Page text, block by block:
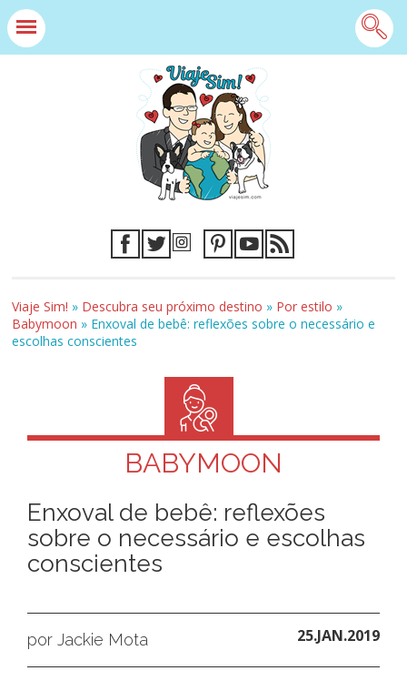
Viaje Sim! » Descubra seu próximo destino » Por estilo »
Babymoon » Enxoval de bebê: reflexões sobre o necessário e
escolhas conscientes
BABYMOON
Enxoval de bebê: reflexões
sobre o necessário e escolhas
conscientes
por Jackie Mota 25.JAN.2019